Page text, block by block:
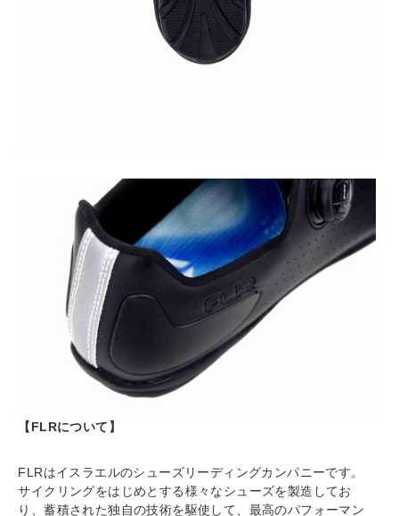
【FLRについて】
FLRはイスラエルのシューズリーディングカンパニーです。
サイクリングをはじめとする様々なシューズを製造してお
り、蓄積された独自の技術を駆使して、最高のパフォーマン